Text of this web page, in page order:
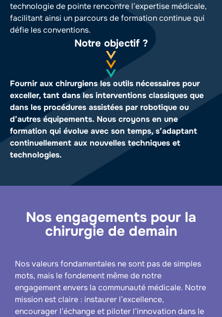
technologie de pointe rencontre l’expertise médicale,
facilitant ainsi un parcours de formation continue qui
défie les conventions.
Notre objectif ?
Fournir aux chirurgiens les outils nécessaires pour
exceller, tant dans les interventions classiques que
dans les procédures assistées par robotique ou
d’autres équipements. Nous croyons en une
formation qui évolue avec son temps, s’adaptant
continuellement aux nouvelles techniques et
technologies.
Nos engagements pour la
chirurgie de demain
Nos valeurs fondamentales ne sont pas de simples
mots, mais le fondement même de notre
engagement envers la communauté médicale. Notre
mission est claire : instaurer l’excellence,
encourager l’échange et piloter l’innovation dans le